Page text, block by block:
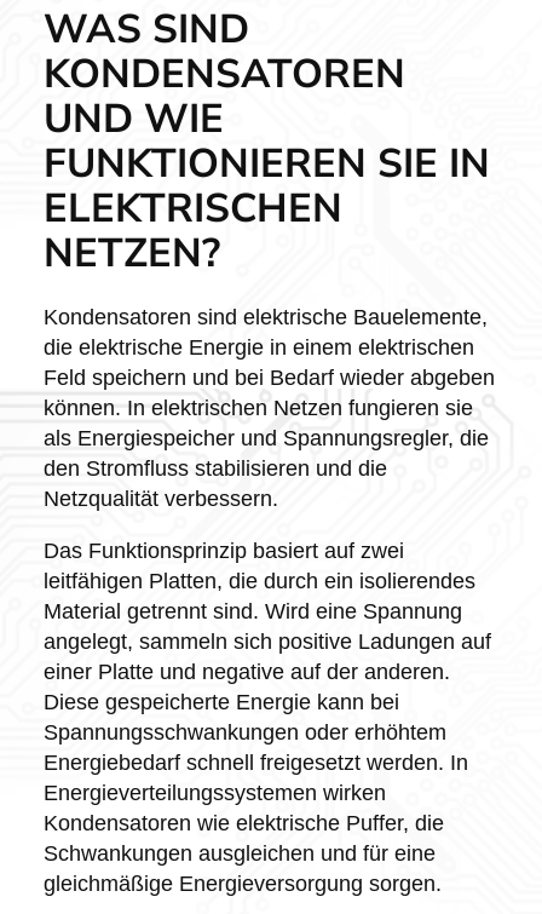
WAS SIND
KONDENSATOREN
UND WIE
FUNKTIONIEREN SIE IN
ELEKTRISCHEN
NETZEN?
Kondensatoren sind elektrische Bauelemente,
die elektrische Energie in einem elektrischen
Feld speichern und bei Bedarf wieder abgeben
können. In elektrischen Netzen fungieren sie
als Energiespeicher und Spannungsregler, die
den Stromfluss stabilisieren und die
Netzqualität verbessern.
Das Funktionsprinzip basiert auf zwei
leitfähigen Platten, die durch ein isolierendes
Material getrennt sind. Wird eine Spannung
angelegt, sammeln sich positive Ladungen auf
einer Platte und negative auf der anderen.
Diese gespeicherte Energie kann bei
Spannungsschwankungen oder erhöhtem
Energiebedarf schnell freigesetzt werden. In
Energieverteilungssystemen wirken
Kondensatoren wie elektrische Puffer, die
Schwankungen ausgleichen und für eine
gleichmäßige Energieversorgung sorgen.